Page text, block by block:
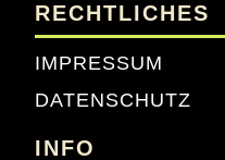
RECHTLICHES
IMPRESSUM
DATENSCHUTZ
INFO